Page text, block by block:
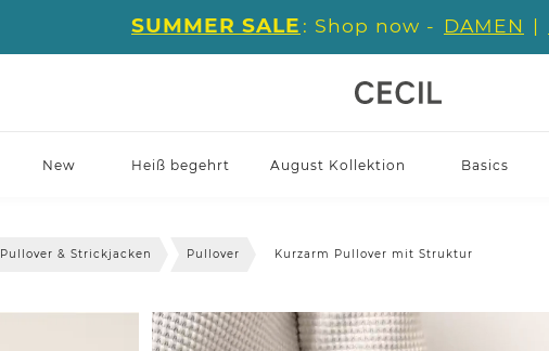
SUMMER SALE : Shop now - DAMEN |
New Heiß begehrt August Kollektion Basics
Pullover & Strickjacken Pullover Kurzarm Pullover mit Struktur